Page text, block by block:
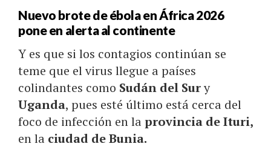
Nuevo brote de ébola en África 2026
pone en alerta al continente
Y es que si los contagios continúan se
teme que el virus llegue a países
colindantes como Sudán del Sury
Uganda, pues esté último está cerca del
foco de infección en laprovincia de Ituri,
en la ciudad de Bunia.